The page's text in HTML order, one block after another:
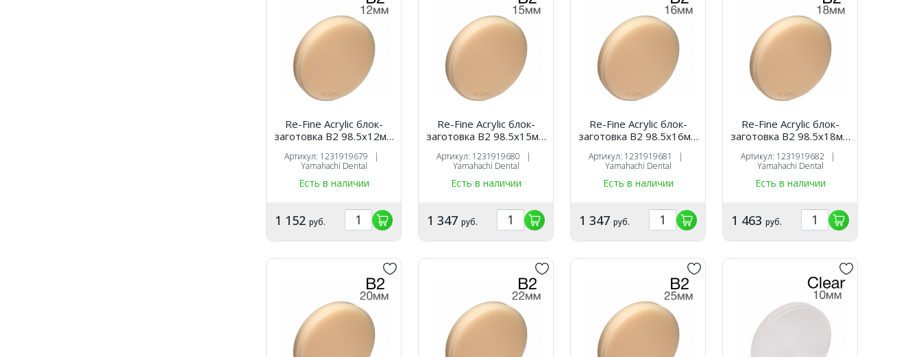
Re-Fine Acrylic блок-
заготовка B2 98.5х12мм
Артикул: 1231919679 |
Yamahachi Dental
Есть в наличии
1 152 руб.
Re-Fine Acrylic блок-
заготовка B2 98.5х15мм
Артикул: 1231919680 |
Yamahachi Dental
Есть в наличии
1 347 руб.
Re-Fine Acrylic блок-
заготовка B2 98.5х16мм
Артикул: 1231919681 |
Yamahachi Dental
Есть в наличии
1 347 руб.
Re-Fine Acrylic блок-
заготовка B2 98.5х18мм
Артикул: 1231919682 |
Yamahachi Dental
Есть в наличии
1 463 руб.